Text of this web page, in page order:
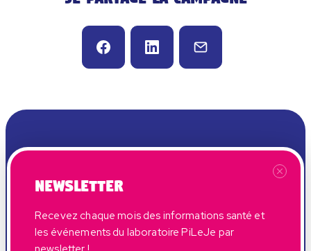
Ma Santé Passe Par Mes Microbiotes est une campagne
Newsletter
Recevez chaque mois des informations santé et
les événements du laboratoire PiLeJe par